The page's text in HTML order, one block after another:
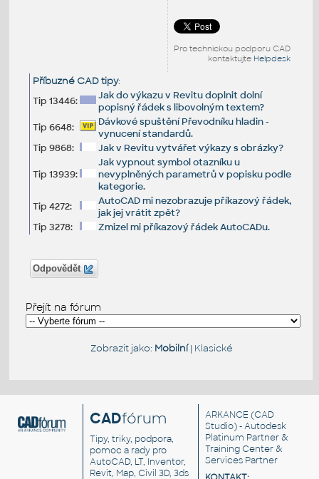
Pro technickou podporu CAD
kontaktujte Helpdesk
Příbuzné CAD tipy:
Tip 13446:
Jak do výkazu v Revitu doplnit dolní
popisný řádek s libovolným textem?
Tip 6648:
Dávkové spuštění Převodníku hladin -
vynucení standardů.
Tip 9868:
Jak v Revitu vytvářet výkazy s obrázky?
Tip 13939:
Jak vypnout symbol otazníku u
nevyplněných parametrů v popisku podle
kategorie.
Tip 4272:
AutoCAD mi nezobrazuje příkazový řádek,
jak jej vrátit zpět?
Tip 3278:
Zmizel mi příkazový řádek AutoCADu.
Odpovědět
Přejít na fórum
Zobrazit jako: Mobilní| Klasické
CADfórum
Tipy, triky, podpora,
pomoc a rady pro
AutoCAD, LT, Inventor,
Revit, Map, Civil 3D, 3ds
ARKANCE (CAD
Studio) - Autodesk
Platinum Partner &
Training Center &
Services Partner